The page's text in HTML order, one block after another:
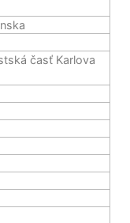
časť Karlova